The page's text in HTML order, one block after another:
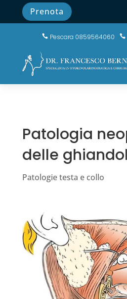
Prenota
 Pescara 0859564060 
Patologia
delle
Patologie testa e collo